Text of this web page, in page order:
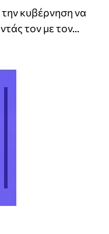
κυβέρνηση να
τον με τον...